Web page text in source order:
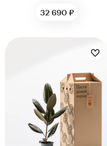
32 690 ₽